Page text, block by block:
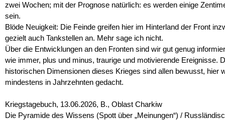
zwei Wochen; mit der Prognose natürlich: es werden einige
sein.
Blöde Neuigkeit: Die Feinde greifen hier im Hinterland der Front
gezielt auch Tankstellen an. Mehr sage ich nicht.
Über die Entwicklungen an den Fronten sind wir gut genug
wie immer, plus und minus, traurige und motivierende Ereignisse.
historischen Dimensionen dieses Krieges sind allen bewusst, hier
mindestens in Jahrzehnten gedacht.
Kriegstagebuch, 13.06.2026, B., Oblast Charkiw
Die Pyramide des Wissens (Spott über „Meinungen“) /